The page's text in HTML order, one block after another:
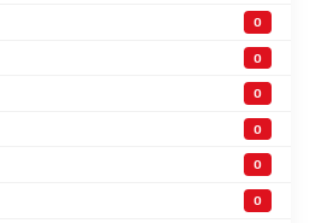
0
0
0
0
0
0